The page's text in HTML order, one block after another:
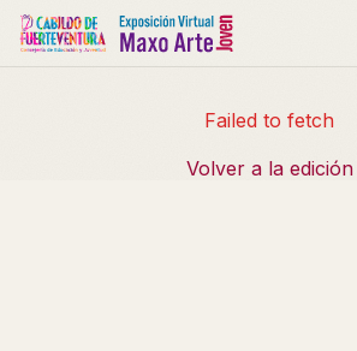
Failed to fetch
Volver a la edición